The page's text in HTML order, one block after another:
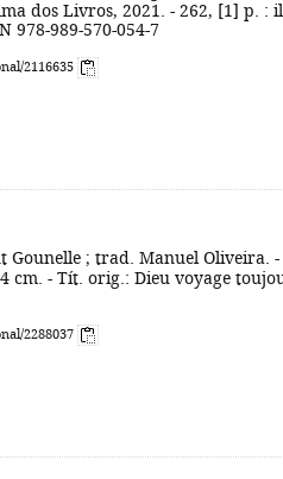
dos Livros, 2021. - 262, [1] p. :
978-989-570-054-7
2116635
Gounelle ; trad. Manuel Oliveira. -
cm. - Tít. orig.: Dieu voyage
2288037